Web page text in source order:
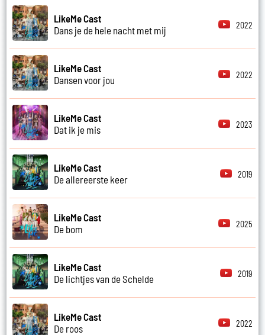
LikeMe Cast
Dans je de hele nacht met mij
2022
LikeMe Cast
Dansen voor jou
2022
LikeMe Cast
Dat ik je mis
2023
LikeMe Cast
De allereerste keer
2019
LikeMe Cast
De bom
2025
LikeMe Cast
De lichtjes van de Schelde
2019
LikeMe Cast
De roos
2022